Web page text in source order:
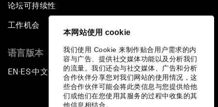
本网站使用 cookie
我们使用 Cookie 来制作贴合用户需求的内
容与广告、提供社交媒体功能以及分析我们
的流量。我们还会与社交媒体、广告和分析
合作伙伴分享您对我们网站的使用情况，这
些合作伙伴可能会将此类信息与您提供给他
们或他们在您使用其服务的过程中收集的其
他信息相结合。
论坛可持续性
工作机会
语言版本
EN ▪ES▪中文▪ 日本語